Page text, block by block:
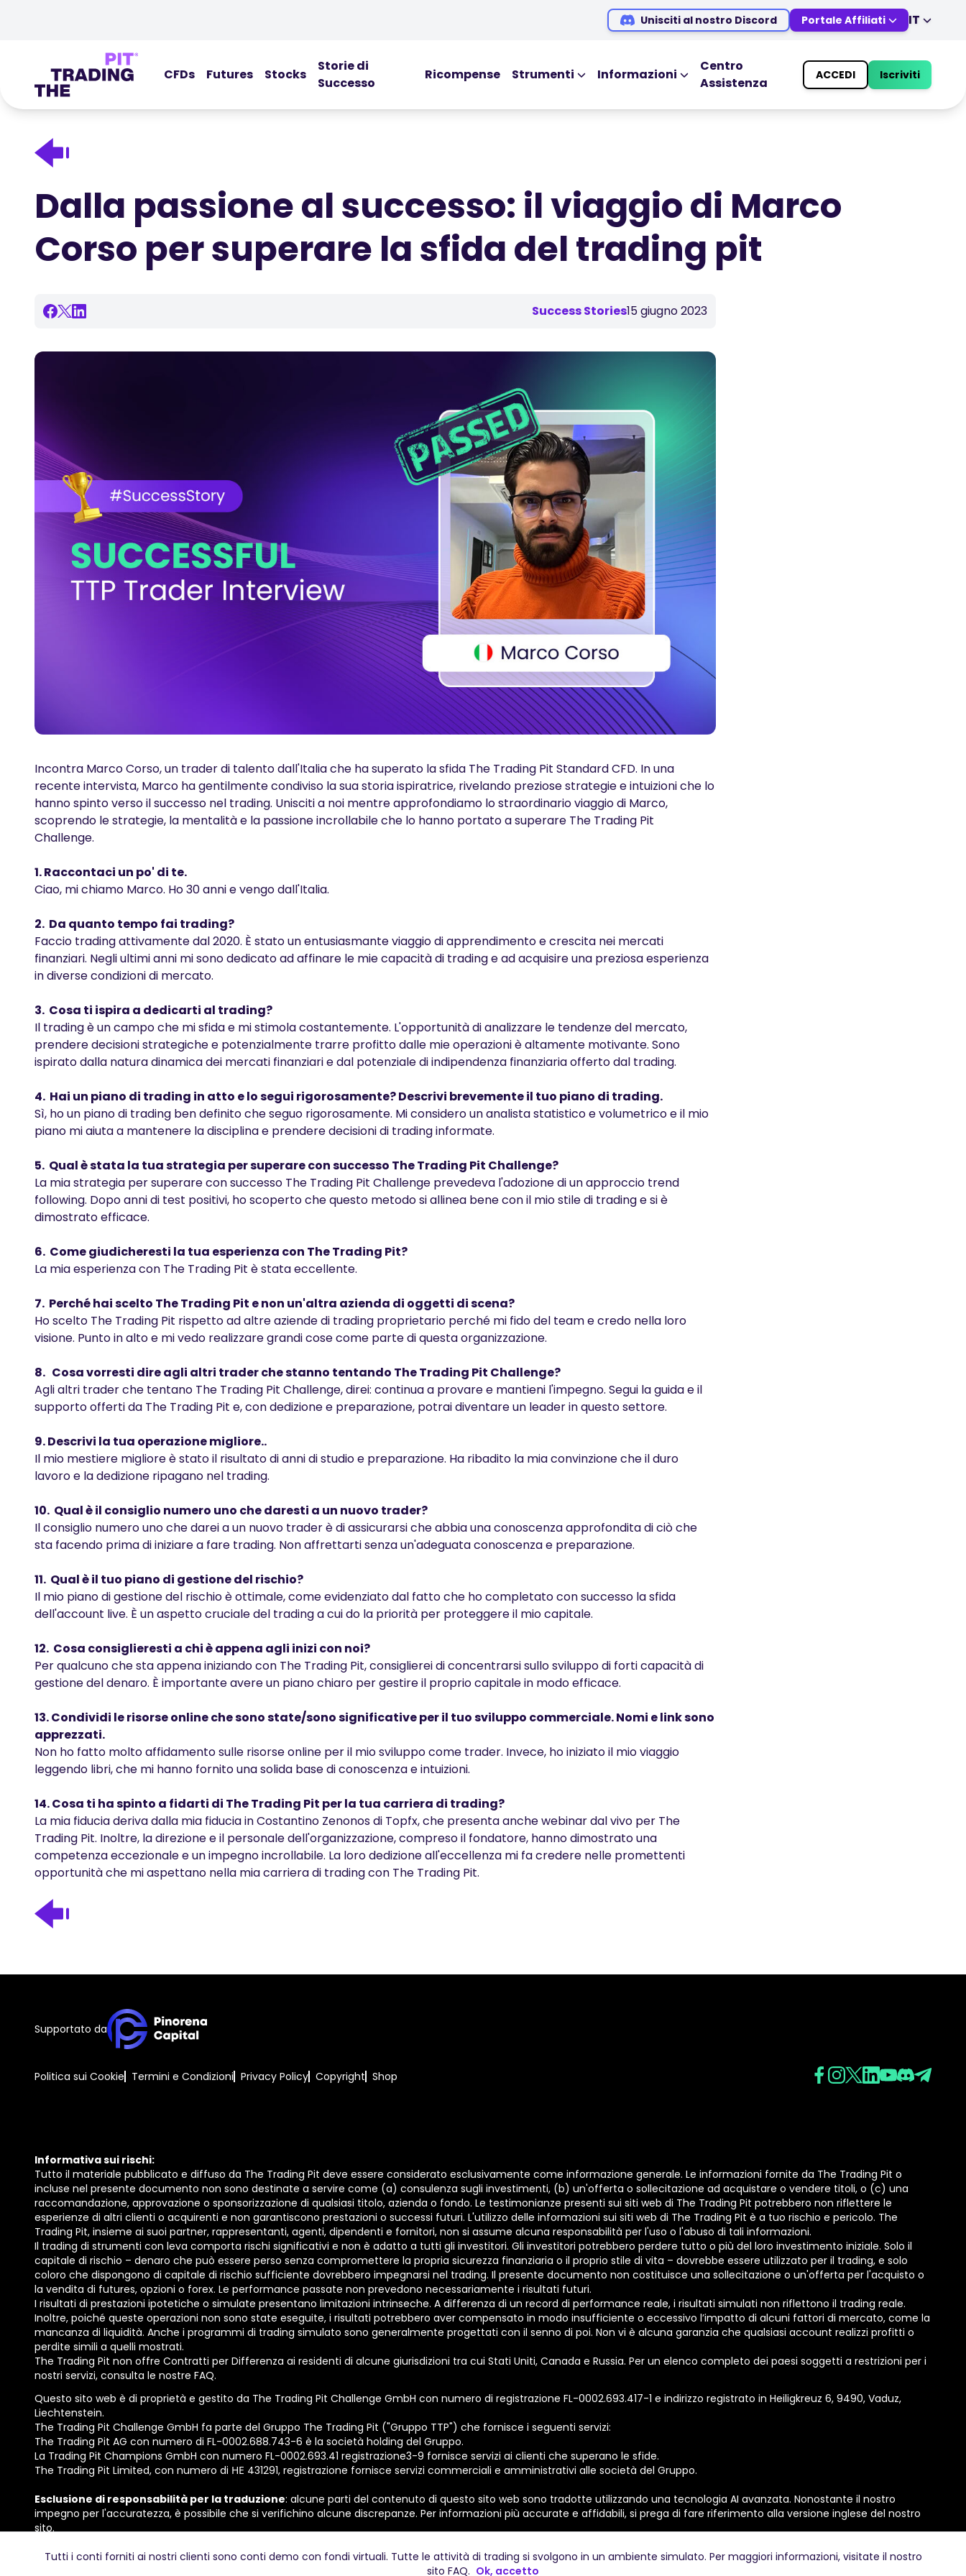
Unisciti al nostro Discord Portale Affiliati IT
EN
DE
MS
ZH
JA
AR
CFDs Futures Stocks
Storie di
Successo
Ricompense
Strumenti
Webinar
Podcasts
Informazioni
Centro
Assistenza
ACCEDI Iscriviti
Dalla passione al successo: il viaggio di Marco
Corso per superare la sfida del trading pit
Success Stories15 giugno 2023
Incontra Marco Corso, un trader di talento dall'Italia che ha superato la sfida The Trading Pit Standard CFD. In una
recente intervista, Marco ha gentilmente condiviso la sua storia ispiratrice, rivelando preziose strategie e intuizioni che lo
hanno spinto verso il successo nel trading. Unisciti a noi mentre approfondiamo lo straordinario viaggio di Marco,
scoprendo le strategie, la mentalità e la passione incrollabile che lo hanno portato a superare The Trading Pit
Challenge.
1. Raccontaci un po' di te.
Ciao, mi chiamo Marco. Ho 30 anni e vengo dall'Italia.
2. Da quanto tempo fai trading?
Faccio trading attivamente dal 2020. È stato un entusiasmante viaggio di apprendimento e crescita nei mercati
finanziari. Negli ultimi anni mi sono dedicato ad affinare le mie capacità di trading e ad acquisire una preziosa esperienza
in diverse condizioni di mercato.
3. Cosa ti ispira a dedicarti al trading?
Il trading è un campo che mi sfida e mi stimola costantemente. L'opportunità di analizzare le tendenze del mercato,
prendere decisioni strategiche e potenzialmente trarre profitto dalle mie operazioni è altamente motivante. Sono
ispirato dalla natura dinamica dei mercati finanziari e dal potenziale di indipendenza finanziaria offerto dal trading.
4. Hai un piano di trading in atto e lo segui rigorosamente? Descrivi brevemente il tuo piano di trading.
Sì, ho un piano di trading ben definito che seguo rigorosamente. Mi considero un analista statistico e volumetrico e il mio
piano mi aiuta a mantenere la disciplina e prendere decisioni di trading informate.
5. Qual è stata la tua strategia per superare con successo The Trading Pit Challenge?
La mia strategia per superare con successo The Trading Pit Challenge prevedeva l'adozione di un approccio trend
following. Dopo anni di test positivi, ho scoperto che questo metodo si allinea bene con il mio stile di trading e si è
dimostrato efficace.
6. Come giudicheresti la tua esperienza con The Trading Pit?
La mia esperienza con The Trading Pit è stata eccellente.
7. Perché hai scelto The Trading Pit e non un'altra azienda di oggetti di scena?
Ho scelto The Trading Pit rispetto ad altre aziende di trading proprietario perché mi fido del team e credo nella loro
visione. Punto in alto e mi vedo realizzare grandi cose come parte di questa organizzazione.
8. Cosa vorresti dire agli altri trader che stanno tentando The Trading Pit Challenge?
Agli altri trader che tentano The Trading Pit Challenge, direi: continua a provare e mantieni l'impegno. Segui la guida e il
supporto offerti da The Trading Pit e, con dedizione e preparazione, potrai diventare un leader in questo settore.
9. Descrivi la tua operazione migliore..
Il mio mestiere migliore è stato il risultato di anni di studio e preparazione. Ha ribadito la mia convinzione che il duro
lavoro e la dedizione ripagano nel trading.
10. Qual è il consiglio numero uno che daresti a un nuovo trader?
Il consiglio numero uno che darei a un nuovo trader è di assicurarsi che abbia una conoscenza approfondita di ciò che
sta facendo prima di iniziare a fare trading. Non affrettarti senza un'adeguata conoscenza e preparazione.
11. Qual è il tuo piano di gestione del rischio?
Il mio piano di gestione del rischio è ottimale, come evidenziato dal fatto che ho completato con successo la sfida
dell'account live. È un aspetto cruciale del trading a cui do la priorità per proteggere il mio capitale.
12. Cosa consiglieresti a chi è appena agli inizi con noi?
Per qualcuno che sta appena iniziando con The Trading Pit, consiglierei di concentrarsi sullo sviluppo di forti capacità di
gestione del denaro. È importante avere un piano chiaro per gestire il proprio capitale in modo efficace.
13. Condividi le risorse online che sono state/sono significative per il tuo sviluppo commerciale. Nomi e link sono
apprezzati.
Non ho fatto molto affidamento sulle risorse online per il mio sviluppo come trader. Invece, ho iniziato il mio viaggio
leggendo libri, che mi hanno fornito una solida base di conoscenza e intuizioni.
14. Cosa ti ha spinto a fidarti di The Trading Pit per la tua carriera di trading?
La mia fiducia deriva dalla mia fiducia in Costantino Zenonos di Topfx, che presenta anche webinar dal vivo per The
Trading Pit. Inoltre, la direzione e il personale dell'organizzazione, compreso il fondatore, hanno dimostrato una
competenza eccezionale e un impegno incrollabile. La loro dedizione all'eccellenza mi fa credere nelle promettenti
opportunità che mi aspettano nella mia carriera di trading con The Trading Pit.
Supportato da
Politica sui Cookie Termini e Condizioni Privacy Policy Copyright Shop
Informativa sui rischi:
Tutto il materiale pubblicato e diffuso da The Trading Pit deve essere considerato esclusivamente come informazione generale. Le informazioni fornite da The Trading Pit o
incluse nel presente documento non sono destinate a servire come (a) consulenza sugli investimenti, (b) un'offerta o sollecitazione ad acquistare o vendere titoli, o (c) una
raccomandazione, approvazione o sponsorizzazione di qualsiasi titolo, azienda o fondo. Le testimonianze presenti sui siti web di The Trading Pit potrebbero non riflettere le
esperienze di altri clienti o acquirenti e non garantiscono prestazioni o successi futuri. L'utilizzo delle informazioni sui siti web di The Trading Pit è a tuo rischio e pericolo. The
Trading Pit, insieme ai suoi partner, rappresentanti, agenti, dipendenti e fornitori, non si assume alcuna responsabilità per l'uso o l'abuso di tali informazioni.
Il trading di strumenti con leva comporta rischi significativi e non è adatto a tutti gli investitori. Gli investitori potrebbero perdere tutto o più del loro investimento iniziale. Solo il
capitale di rischio – denaro che può essere perso senza compromettere la propria sicurezza finanziaria o il proprio stile di vita – dovrebbe essere utilizzato per il trading, e solo
coloro che dispongono di capitale di rischio sufficiente dovrebbero impegnarsi nel trading. Il presente documento non costituisce una sollecitazione o un'offerta per l'acquisto o
la vendita di futures, opzioni o forex. Le performance passate non prevedono necessariamente i risultati futuri.
I risultati di prestazioni ipotetiche o simulate presentano limitazioni intrinseche. A differenza di un record di performance reale, i risultati simulati non riflettono il trading reale.
Inoltre, poiché queste operazioni non sono state eseguite, i risultati potrebbero aver compensato in modo insufficiente o eccessivo l’impatto di alcuni fattori di mercato, come la
mancanza di liquidità. Anche i programmi di trading simulato sono generalmente progettati con il senno di poi. Non vi è alcuna garanzia che qualsiasi account realizzi profitti o
perdite simili a quelli mostrati.
The Trading Pit non offre Contratti per Differenza ai residenti di alcune giurisdizioni tra cui Stati Uniti, Canada e Russia. Per un elenco completo dei paesi soggetti a restrizioni per i
nostri servizi, consulta le nostre FAQ.
Questo sito web è di proprietà e gestito da The Trading Pit Challenge GmbH con numero di registrazione FL-0002.693.417-1 e indirizzo registrato in Heiligkreuz 6, 9490, Vaduz,
Liechtenstein.
The Trading Pit Challenge GmbH fa parte del Gruppo The Trading Pit ("Gruppo TTP") che fornisce i seguenti servizi:
The Trading Pit AG con numero di FL-0002.688.743-6 è la società holding del Gruppo.
La Trading Pit Champions GmbH con numero FL-0002.693.41 registrazione3-9 fornisce servizi ai clienti che superano le sfide.
The Trading Pit Limited, con numero di ΗΕ 431291, registrazione fornisce servizi commerciali e amministrativi alle società del Gruppo.
Esclusione di responsabilità per la traduzione: alcune parti del contenuto di questo sito web sono tradotte utilizzando una tecnologia AI avanzata. Nonostante il nostro
impegno per l'accuratezza, è possibile che si verifichino alcune discrepanze. Per informazioni più accurate e affidabili, si prega di fare riferimento alla versione inglese del nostro
sito.
© 2026 The Trading Pit Challenge GmbH. Tutti i diritti riservati.
Tutti i conti forniti ai nostri clienti sono conti demo con fondi virtuali. Tutte le attività di trading si svolgono in un ambiente simulato. Per maggiori informazioni, visitate il nostro
sito FAQ. Ok, accetto